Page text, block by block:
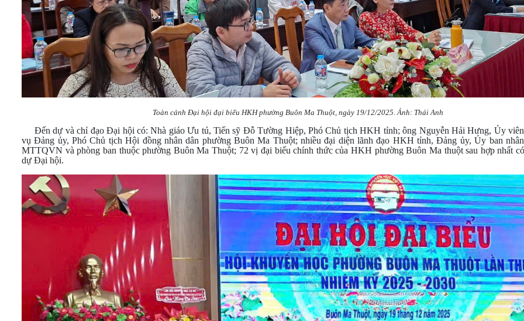
Toàn cảnh Đại hội đại biểu HKH phường Buôn Ma Thuột, ngày 19/12/2025. Ảnh: Thái Anh
Đến dự và chỉ đạo Đại hội có: Nhà giáo Ưu tú, Tiến sỹ Đỗ Tường Hiệp, Phó Chủ tịch HKH tỉnh; ông Nguyễn Hải Hưng, Ủy
vụ Đảng ủy, Phó Chủ tịch Hội đồng nhân dân phường Buôn Ma Thuột; nhiều đại diện lãnh đạo HKH tỉnh, Đảng ủy, Ủy ban
MTTQVN và phòng ban thuộc phường Buôn Ma Thuột; 72 vị đại biểu chính thức của HKH phường Buôn Ma thuột sau hợp nhất
dự Đại hội.